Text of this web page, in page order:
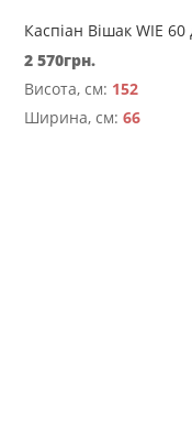
Каспіан Вішак WIE
2 570грн.
Висота, см: 152
Ширина, см:66